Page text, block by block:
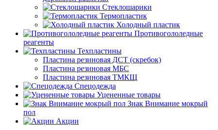
Стеклошарики
Термопластик
Холодный пластик
Противогололедные
реагенты
Техпластины
Пластина резиновая ДСТ (скребок)
Пластина резиновая МБС
Пластина резиновая ТМКЩ
Спецодежда
Уцененные товары
Знак Внимание мокрый
пол
Акции